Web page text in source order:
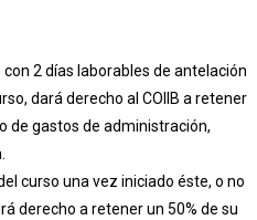
2 días laborables de antelación
dará derecho al COIIB a retener
de gastos de administración,
curso una vez iniciado éste, o no
derecho a retener un 50% de su